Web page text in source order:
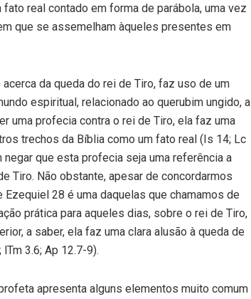
real contado em forma de parábola, uma vez
que se assemelham àqueles presentes em
da queda do rei de Tiro, faz uso de um
espiritual, relacionado ao querubim ungido, a
uma profecia contra o rei de Tiro, ela faz uma
trechos da Bíblia como um fato real (Is 14; Lc
que esta profecia seja uma referência a
Tiro. Não obstante, apesar de concordarmos
28 é uma daquelas que chamamos de
prática para aqueles dias, sobre o rei de Tiro,
a saber, ela faz uma clara alusão à queda de
3.6; Ap 12.7-9).
apresenta alguns elementos muito comum